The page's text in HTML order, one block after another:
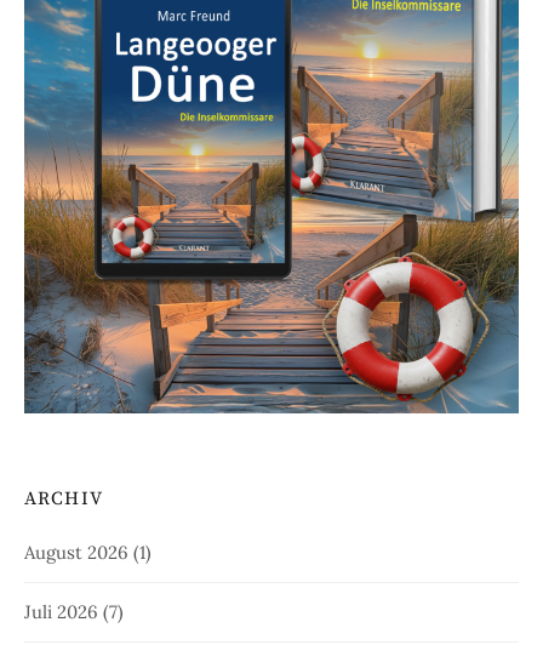
ARCHIV
August 2026 (1)
Juli 2026 (7)